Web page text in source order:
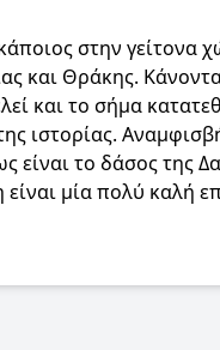
στην γείτονα
και Θράκης.
και το σήμα
ιστορίας.
είναι το δάσος της
μία πολύ καλή